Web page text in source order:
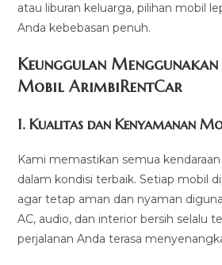
atau liburan keluarga, pilihan mobil
Anda kebebasan penuh.
Keunggulan Menggunakan
Mobil ArimbiRentCar
1.Kualitas dan Kenyamanan
Kami memastikan semua
dalam kondisi terbaik. Setiap mobil
agar tetap aman dan nyaman
AC, audio, dan interior bersih selalu
perjalanan Anda terasa